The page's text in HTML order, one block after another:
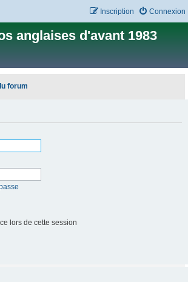
Connexion
Inscription
anglaises d'avant 1983
forum
lors de cette session